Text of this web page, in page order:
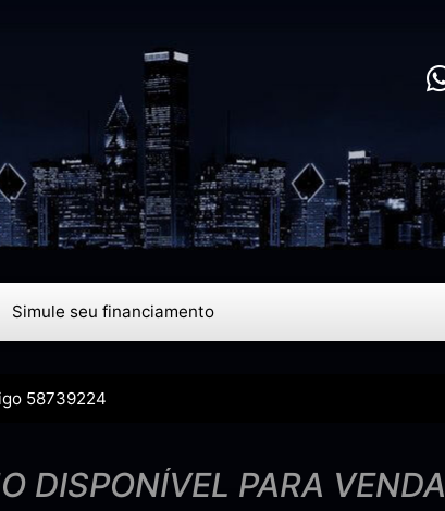
Simule seu financiamento
58739224
DISPONÍVEL PARA VENDA